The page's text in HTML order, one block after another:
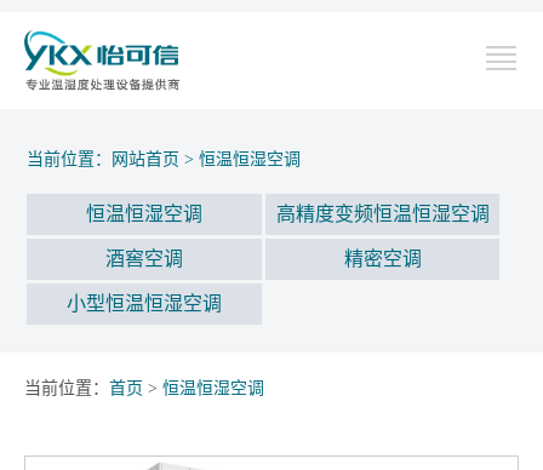
当前位置： 网站首页 >恒温恒湿空调
恒温恒湿空调 高精度变频恒温恒湿空调
酒窖空调 精密空调
小型恒温恒湿空调
当前位置： 首页 > 恒温恒湿空调